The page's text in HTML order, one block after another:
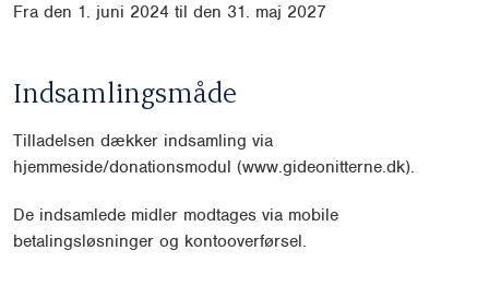
Fra den 1. juni 2024 til den 31. maj 2027
Indsamlingsmåde
Tilladelsen dækker indsamling via
hjemmeside/donationsmodul (www.gideonitterne.dk).
De indsamlede midler modtages via mobile
betalingsløsninger og kontooverførsel.